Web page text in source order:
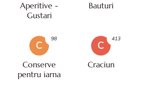
Aperitive -
Gustari
Bauturi
C
Conserve
pentru iarna
98
C
Craciun
413